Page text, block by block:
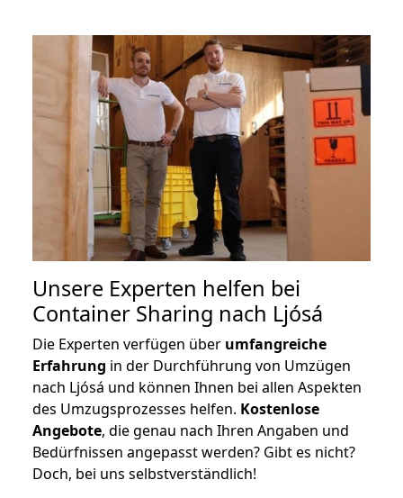
Unsere Experten helfen bei
Container Sharing nach Ljósá
Die Experten verfügen über umfangreiche
Erfahrung in der Durchführung von Umzügen
nach Ljósá und können Ihnen bei allen Aspekten
des Umzugsprozesses helfen. Kostenlose
Angebote, die genau nach Ihren Angaben und
Bedürfnissen angepasst werden? Gibt es nicht?
Doch, bei uns selbstverständlich!